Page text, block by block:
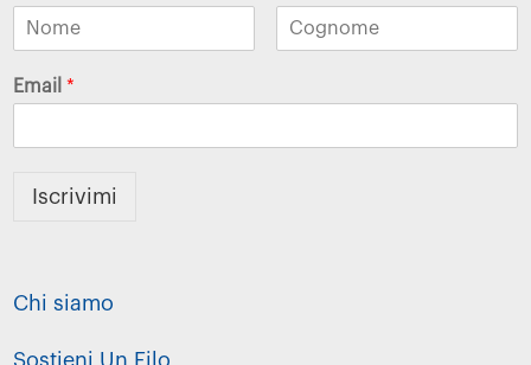
Email*
Iscrivimi
Chi siamo
Sostieni Un Filo